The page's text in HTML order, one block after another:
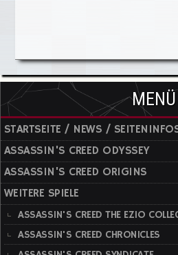
MENÜ
STARTSEITE / NEWS /
ASSASSIN'S CREED ODYSSEY
ASSASSIN'S CREED ORIGINS
WEITERE SPIELE
ASSASSIN'S CREED THE EZIO
ASSASSIN'S CREED CHRONICLES